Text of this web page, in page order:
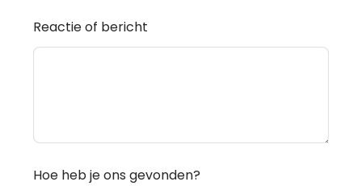
Reactie of bericht
Hoe heb je ons gevonden?